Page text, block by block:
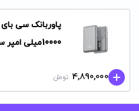
10000میلی امپر ساعت
4,890,000 تومان